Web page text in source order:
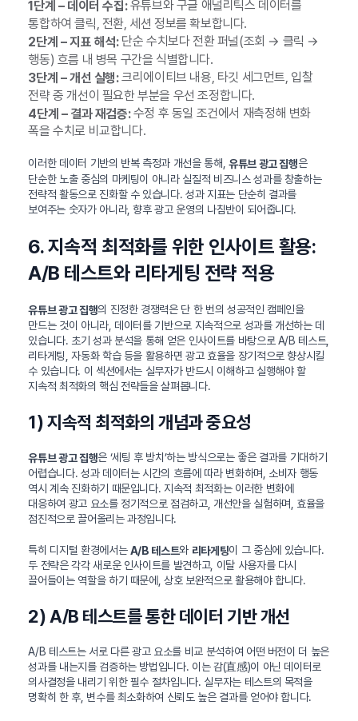
1단계 – 데이터 수집:유튜브와 구글 애널리틱스 데이터를
통합하여 클릭, 전환, 세션 정보를 확보합니다.
2단계 – 지표 해석:단순 수치보다 전환 퍼널(조회 → 클릭 →
행동) 흐름 내 병목 구간을 식별합니다.
3단계 – 개선 실행:크리에이티브 내용, 타깃 세그먼트, 입찰
전략 중 개선이 필요한 부분을 우선 조정합니다.
4단계 – 결과 재검증:수정 후 동일 조건에서 재측정해 변화
폭을 수치로 비교합니다.
이러한 데이터 기반의 반복 측정과 개선을 통해, 유튜브 광고 집행은
단순한 노출 중심의 마케팅이 아니라 실질적 비즈니스 성과를 창출하는
전략적 활동으로 진화할 수 있습니다. 성과 지표는 단순히 결과를
보여주는 숫자가 아니라, 향후 광고 운영의 나침반이 되어줍니다.
6. 지속적 최적화를 위한 인사이트 활용:
A/B 테스트와 리타게팅 전략 적용
유튜브 광고 집행의 진정한 경쟁력은 단 한 번의 성공적인 캠페인을
만드는 것이 아니라, 데이터를 기반으로 지속적으로 성과를 개선하는 데
있습니다. 초기 성과 분석을 통해 얻은 인사이트를 바탕으로 A/B 테스트,
리타게팅, 자동화 학습 등을 활용하면 광고 효율을 장기적으로 향상시킬
수 있습니다. 이 섹션에서는 실무자가 반드시 이해하고 실행해야 할
지속적 최적화의 핵심 전략들을 살펴봅니다.
1) 지속적 최적화의 개념과 중요성
유튜브 광고 집행은 ‘세팅 후 방치’하는 방식으로는 좋은 결과를 기대하기
어렵습니다. 성과 데이터는 시간의 흐름에 따라 변화하며, 소비자 행동
역시 계속 진화하기 때문입니다. 지속적 최적화는 이러한 변화에
대응하여 광고 요소를 정기적으로 점검하고, 개선안을 실험하며, 효율을
점진적으로 끌어올리는 과정입니다.
특히 디지털 환경에서는A/B 테스트와 리타게팅이 그 중심에 있습니다.
두 전략은 각각 새로운 인사이트를 발견하고, 이탈 사용자를 다시
끌어들이는 역할을 하기 때문에, 상호 보완적으로 활용해야 합니다.
2) A/B 테스트를 통한 데이터 기반 개선
A/B 테스트는 서로 다른 광고 요소를 비교 분석하여 어떤 버전이 더 높은
성과를 내는지를 검증하는 방법입니다. 이는 감(直感)이 아닌 데이터로
의사결정을 내리기 위한 필수 절차입니다. 실무자는 테스트의 목적을
명확히 한 후, 변수를 최소화하여 신뢰도 높은 결과를 얻어야 합니다.